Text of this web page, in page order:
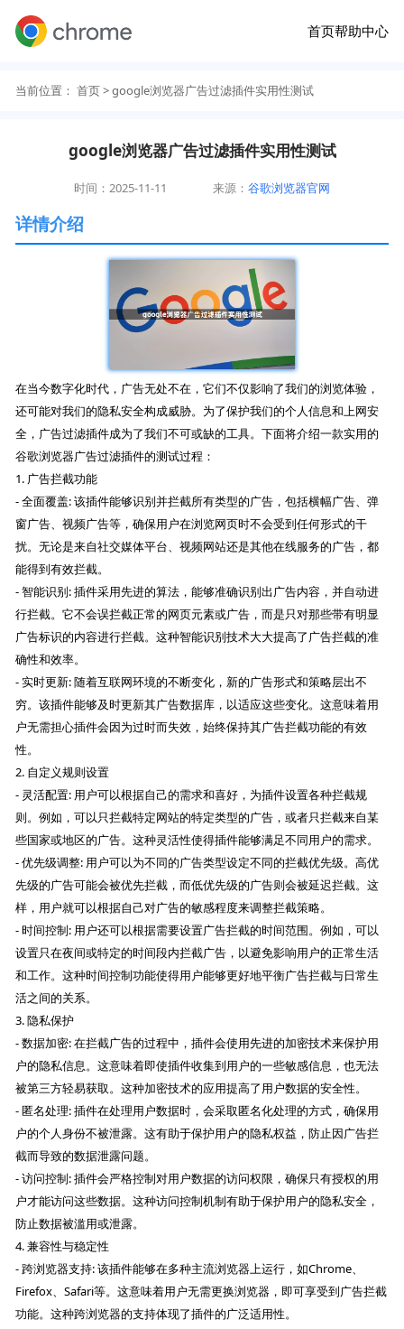
首页帮助中心
当前位置： 首页> google浏览器广告过滤插件实用性测试
google浏览器广告过滤插件实用性测试
时间：2025-11-11 来源：谷歌浏览器官网
详情介绍
在当今数字化时代，广告无处不在，它们不仅影响了我们的浏览体验，
还可能对我们的隐私安全构成威胁。为了保护我们的个人信息和上网安
全，广告过滤插件成为了我们不可或缺的工具。下面将介绍一款实用的
谷歌浏览器广告过滤插件的测试过程：
1. 广告拦截功能
- 全面覆盖: 该插件能够识别并拦截所有类型的广告，包括横幅广告、弹
窗广告、视频广告等，确保用户在浏览网页时不会受到任何形式的干
扰。无论是来自社交媒体平台、视频网站还是其他在线服务的广告，都
能得到有效拦截。
- 智能识别: 插件采用先进的算法，能够准确识别出广告内容，并自动进
行拦截。它不会误拦截正常的网页元素或广告，而是只对那些带有明显
广告标识的内容进行拦截。这种智能识别技术大大提高了广告拦截的准
确性和效率。
- 实时更新: 随着互联网环境的不断变化，新的广告形式和策略层出不
穷。该插件能够及时更新其广告数据库，以适应这些变化。这意味着用
户无需担心插件会因为过时而失效，始终保持其广告拦截功能的有效
性。
2. 自定义规则设置
- 灵活配置: 用户可以根据自己的需求和喜好，为插件设置各种拦截规
则。例如，可以只拦截特定网站的特定类型的广告，或者只拦截来自某
些国家或地区的广告。这种灵活性使得插件能够满足不同用户的需求。
- 优先级调整: 用户可以为不同的广告类型设定不同的拦截优先级。高优
先级的广告可能会被优先拦截，而低优先级的广告则会被延迟拦截。这
样，用户就可以根据自己对广告的敏感程度来调整拦截策略。
- 时间控制: 用户还可以根据需要设置广告拦截的时间范围。例如，可以
设置只在夜间或特定的时间段内拦截广告，以避免影响用户的正常生活
和工作。这种时间控制功能使得用户能够更好地平衡广告拦截与日常生
活之间的关系。
3. 隐私保护
- 数据加密: 在拦截广告的过程中，插件会使用先进的加密技术来保护用
户的隐私信息。这意味着即使插件收集到用户的一些敏感信息，也无法
被第三方轻易获取。这种加密技术的应用提高了用户数据的安全性。
- 匿名处理: 插件在处理用户数据时，会采取匿名化处理的方式，确保用
户的个人身份不被泄露。这有助于保护用户的隐私权益，防止因广告拦
截而导致的数据泄露问题。
- 访问控制: 插件会严格控制对用户数据的访问权限，确保只有授权的用
户才能访问这些数据。这种访问控制机制有助于保护用户的隐私安全，
防止数据被滥用或泄露。
4. 兼容性与稳定性
- 跨浏览器支持: 该插件能够在多种主流浏览器上运行，如Chrome、
Firefox、Safari等。这意味着用户无需更换浏览器，即可享受到广告拦截
功能。这种跨浏览器的支持体现了插件的广泛适用性。